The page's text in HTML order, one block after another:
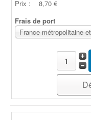
Prix :
8,70 €
Frais de port